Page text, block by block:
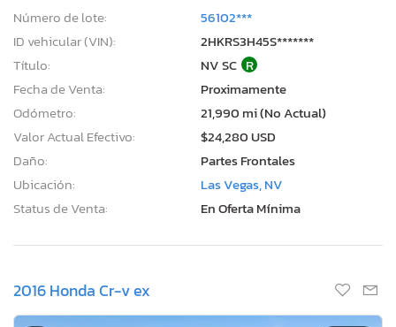
Número de lote:
56102***
ID vehicular (VIN):
2HKRS3H45S*******
Título:
NV SC R
Fecha de Venta:
Proximamente
Odómetro:
21,990 mi (No Actual)
Valor Actual Efectivo:
$24,280 USD
Daño:
Partes Frontales
Ubicación:
Las Vegas, NV
Status de Venta:
En Oferta Mínima
2016 Honda Cr-v ex